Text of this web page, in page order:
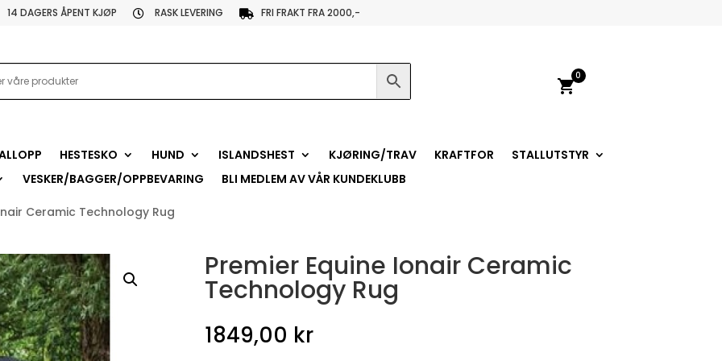
14 DAGERS ÅPENT KJØP  RASK LEVERING  FRI FRAKT FRA 2000,-
shopping_cart
0
HESTESKO HUND ISLANDSHEST KJØRING/TRAV KRAFTFOR
STALLUTSTYR
VESKER/BAGGER/OPPBEVARING
BLI MEDLEM AV VÅR KUNDEKLUBB
Ceramic Technology Rug
Premier Equine Ionair Ceramic
Technology Rug
1849,00 kr